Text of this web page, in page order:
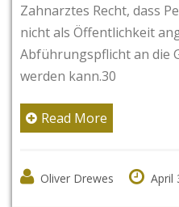
Zahnarztes Recht, dass
nicht als Öffentlichkeit
Abführungspflicht an die
werden kann.30
Read More
Oliver Drewes April